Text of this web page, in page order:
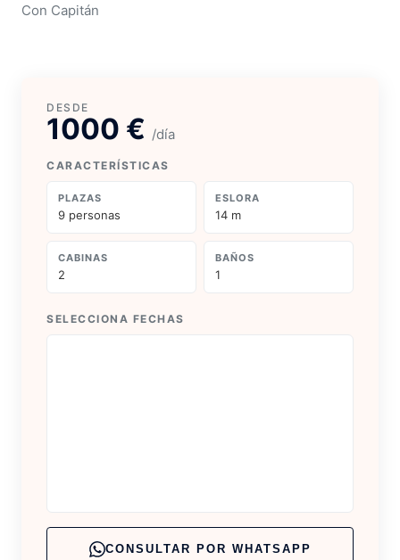
Con Capitán
1000 € /día
CARACTERÍSTICAS
PLAZAS
9 personas
ESLORA
14 m
CABINAS
2
BAÑOS
1
SELECCIONA FECHAS
CONSULTAR POR WHATSAPP